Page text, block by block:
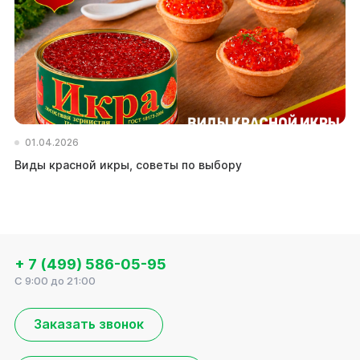
01.04.2026
Виды красной икры, советы по выбору
+ 7 (499) 586-05-95
C 9:00 до 21:00
Заказать звонок